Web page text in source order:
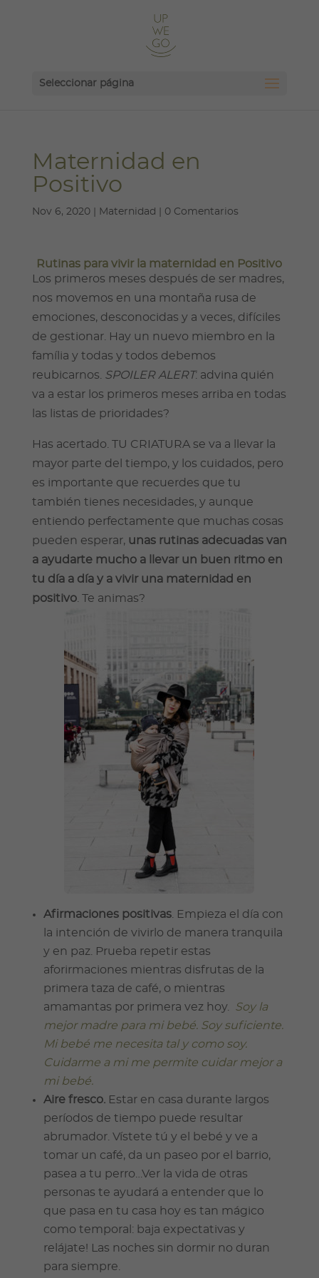
Seleccionar página
Maternidad en
Positivo
Nov 6, 2020| Maternidad 0 Comentarios
Rutinas para vivir la maternidad en Positivo
Los primeros meses después de ser madres,
nos movemos en una montaña rusa de
emociones, desconocidas y a veces, difíciles
de gestionar. Hay un nuevo miembro en la
família y todas y todos debemos
reubicarnos. SPOILER ALERT: advina quién
va a estar los primeros meses arriba en todas
las listas de prioridades?
Has acertado. TU CRIATURA se va a llevar la
mayor parte del tiempo, y los cuidados, pero
es importante que recuerdes que tu
también tienes necesidades, y aunque
entiendo perfectamente que muchas cosas
pueden esperar, unas rutinas adecuadas van
a ayudarte mucho a llevar un buen ritmo en
tu día a día y a vivir una maternidad en
positivo. Te animas?
Afirmaciones positivas. Empieza el día con
la intención de vivirlo de manera tranquila
y en paz. Prueba repetir estas
aforirmaciones mientras disfrutas de la
primera taza de café, o mientras
amamantas por primera vez hoy. Soy la
mejor madre para mi bebé. Soy suficiente.
Mi bebé me necesita tal y como soy.
Cuidarme a mi me permite cuidar mejor a
mi bebé.
Aire fresco. Estar en casa durante largos
períodos de tiempo puede resultar
abrumador. Vístete tú y el bebé y ve a
tomar un café, da un paseo por el barrio,
pasea a tu perro…Ver la vida de otras
personas te ayudará a entender que lo
que pasa en tu casa hoy es tan mágico
como temporal: baja expectativas y
relájate! Las noches sin dormir no duran
para siempre.